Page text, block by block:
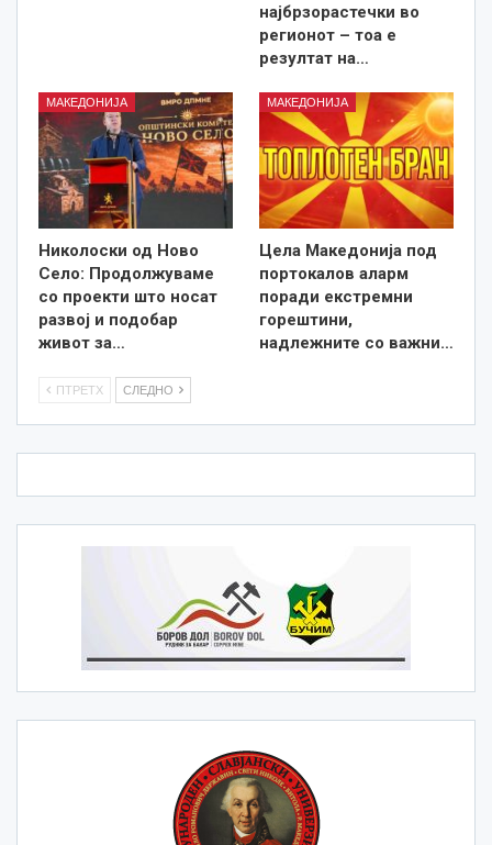
најбрзорастечки во
регионот – тоа е
резултат на…
МАКЕДОНИЈА
Николоски од Ново
Село: Продолжуваме
со проекти што носат
развој и подобар
живот за…
МАКЕДОНИЈА
Цела Македонија под
портокалов аларм
поради екстремни
горештини,
надлежните со важни…
ПТРЕТХ СЛЕДНО